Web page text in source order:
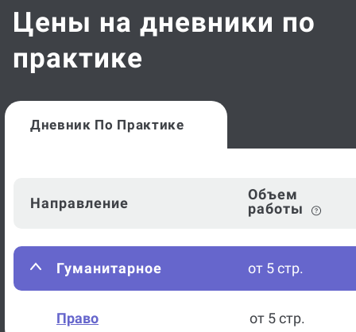
Цены на дневники по
практике
Дневник По Практике
Направление
Объем
работы
Гуманитарное от 5 стр.
Право от 5 стр.